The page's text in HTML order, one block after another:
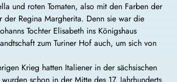
und roten Tomaten, also mit den Farben der
Regina Margherita. Denn sie war die
Tochter Elisabeth ins Königshaus
zum Turiner Hof auch, um sich von
Krieg hatten Italiener in der sächsischen